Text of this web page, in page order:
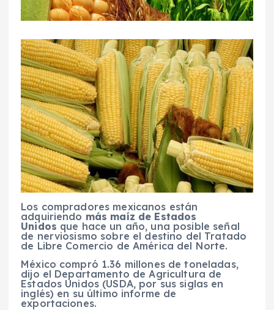
Los compradores mexicanos están
adquiriendo más maíz de Estados
Unidos que hace un año, una posible señal
de nerviosismo sobre el destino del Tratado
de Libre Comercio de América del Norte.
México compró 1.36 millones de toneladas,
dijo el Departamento de Agricultura de
Estados Unidos (USDA, por sus siglas en
inglés) en su último informe de
exportaciones.